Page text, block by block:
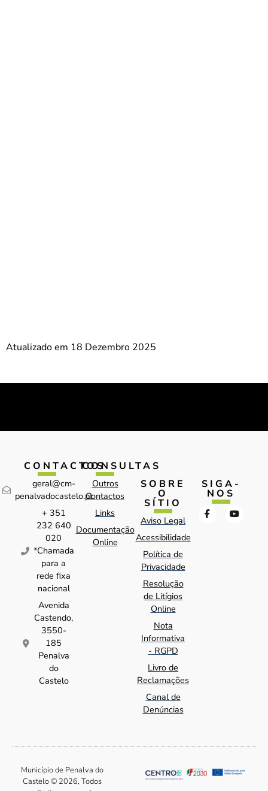
Atualizado em 18 Dezembro 2025
CONTACTOS
geral@cm-
penalvadocastelo.pt
+ 351
232 640
020
*Chamada
para a
rede fixa
nacional
Avenida
Castendo,
3550-
185
Penalva
do
Castelo
CONSULTAS
Outros
Contactos
Links
Documentação
Online
SOBRE
O
SÍTIO
Aviso Legal
Acessibilidade
Política de
Privacidade
Resolução
de Litígios
Online
Nota
Informativa
- RGPD
Livro de
Reclamações
Canal de
Denúncias
SIGA-
NOS
Município de Penalva do
Castelo © 2026, Todos